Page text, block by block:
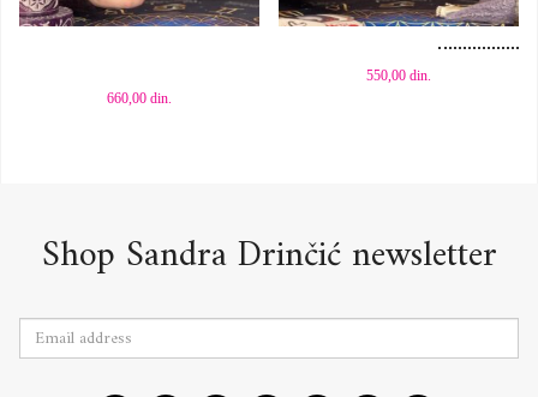
Dodaj u korpu
660,00 din.
Dodaj u korpu
550,00din.
Shop Sandra Drinčić newsletter